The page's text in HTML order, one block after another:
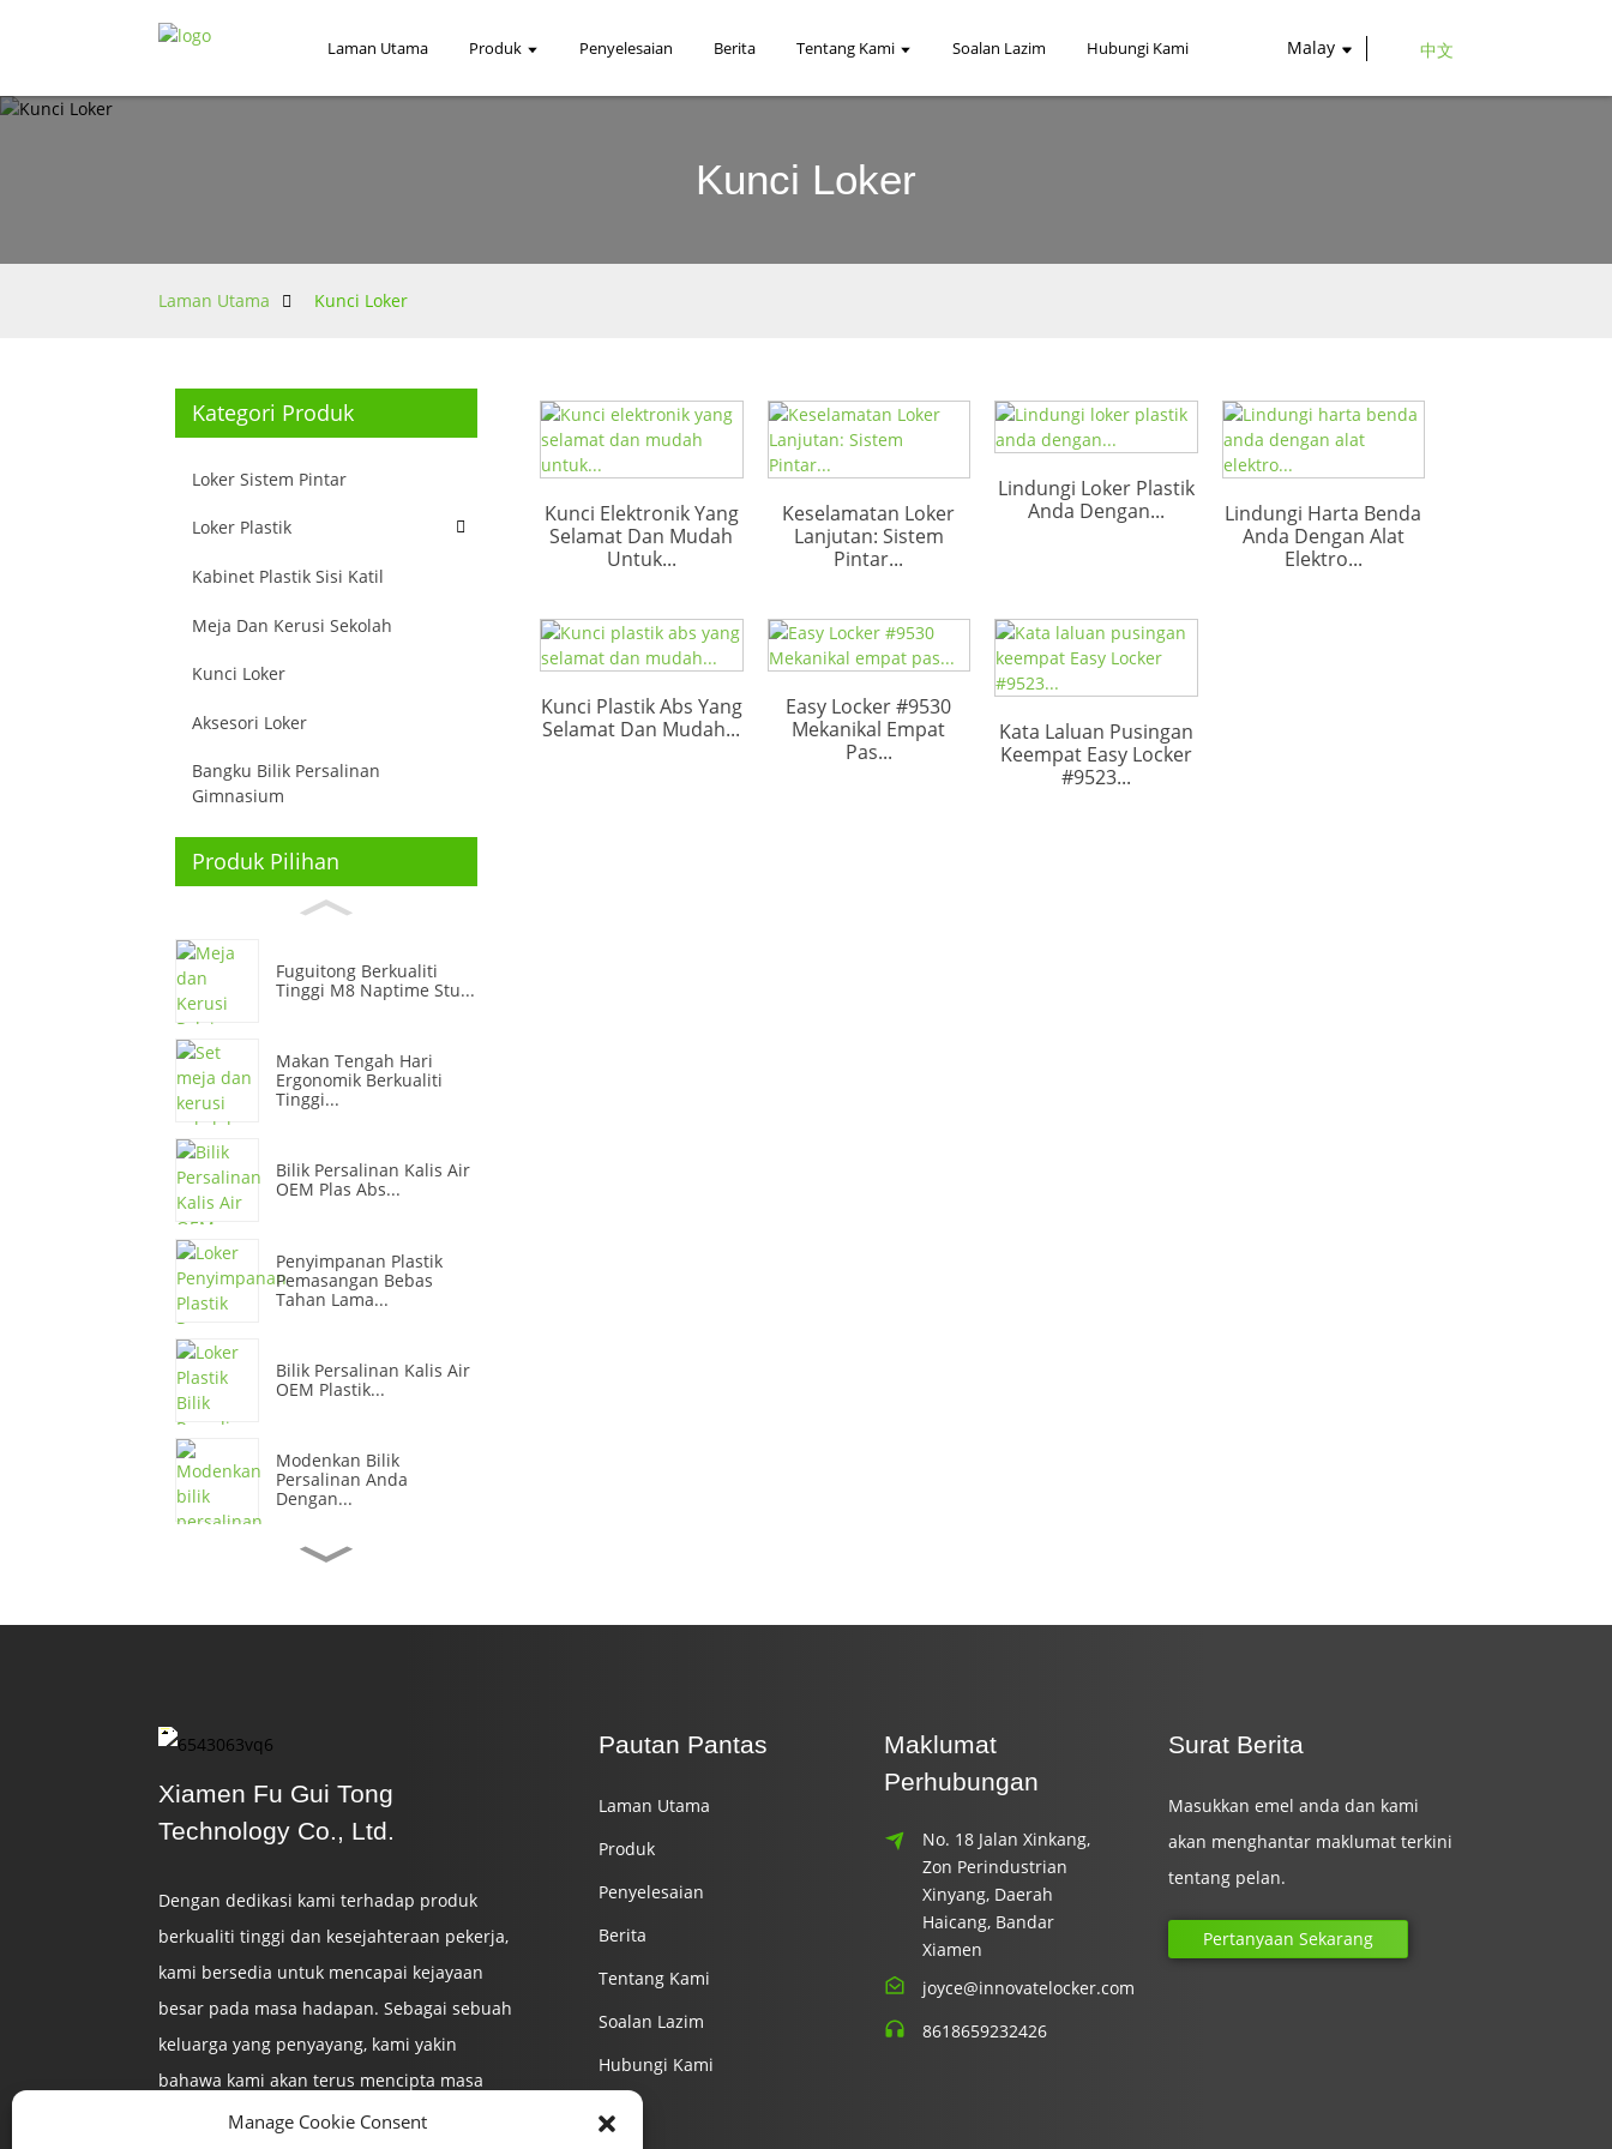
Laman Utama Produk Penyelesaian Berita Tentang Kami Soalan Lazim Hubungi Kami Malay 中文
Kunci Loker
Laman Utama Kunci Loker
Kategori Produk
Loker Sistem Pintar
Loker Plastik
Kabinet Plastik Sisi Katil
Meja Dan Kerusi Sekolah
Kunci Loker
Aksesori Loker
Bangku Bilik Persalinan
Gimnasium
Produk Pilihan
Fuguitong Berkualiti
Tinggi M8 Naptime Stu...
Makan Tengah Hari
Ergonomik Berkualiti
Tinggi...
Bilik Persalinan Kalis Air
OEM Plas Abs...
Penyimpanan Plastik
Pemasangan Bebas
Tahan Lama...
Bilik Persalinan Kalis Air
OEM Plastik...
Modenkan Bilik
Persalinan Anda
Dengan...
Kabinet Simpanan
Yang Mudah Dan Tahan
Lama...
Keselamatan...
Kunci Elektronik Yang
Selamat Dan Mudah
Untuk...
Keselamatan Loker
Lanjutan: Sistem
Pintar...
Lindungi Loker Plastik
Anda Dengan...
Lindungi Harta Benda
Anda Dengan Alat
Elektro...
Kunci Plastik Abs Yang
Selamat Dan Mudah...
Easy Locker #9530
Mekanikal Empat
Pas...
Kata Laluan Pusingan
Keempat Easy Locker
#9523...
Xiamen Fu Gui Tong
Technology Co., Ltd.
Dengan dedikasi kami terhadap produk
berkualiti tinggi dan kesejahteraan pekerja,
kami bersedia untuk mencapai kejayaan
besar pada masa hadapan. Sebagai sebuah
keluarga yang penyayang, kami yakin
bahawa kami akan terus mencipta masa
depan yang cemerlang.
Pautan Pantas
Laman Utama
Produk
Penyelesaian
Berita
Tentang Kami
Soalan Lazim
Hubungi Kami
Maklumat
Perhubungan
No. 18 Jalan Xinkang,
Zon Perindustrian
Xinyang, Daerah
Haicang, Bandar
Xiamen
joyce@innovatelocker.com
8618659232426
Surat Berita
Masukkan emel anda dan kami
akan menghantar maklumat terkini
tentang pelan.
Pertanyaan Sekarang
Manage Cookie Consent